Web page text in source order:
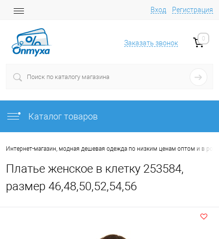
Вход Регистрация
Заказать звонок
0
Каталог товаров
Интернет-магазин, модная дешевая одежда по низким ценам оптом и в
Платье женское в клетку 253584,
размер 46,48,50,52,54,56